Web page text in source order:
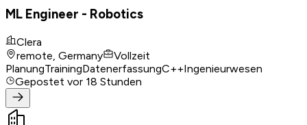
ML Engineer - Robotics
Clera
remote, Germany
Vollzeit
PlanungTrainingDatenerfassungC++Ingenieurwesen
Gepostet vor 18 Stunden